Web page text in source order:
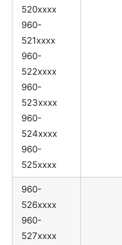
520xxxx
960-
521xxxx
960-
522xxxx
960-
523xxxx
960-
524xxxx
960-
525xxxx
960-
526xxxx
960-
527xxxx